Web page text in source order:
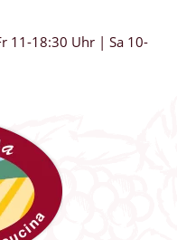
11-18:30 Uhr | Sa 10-